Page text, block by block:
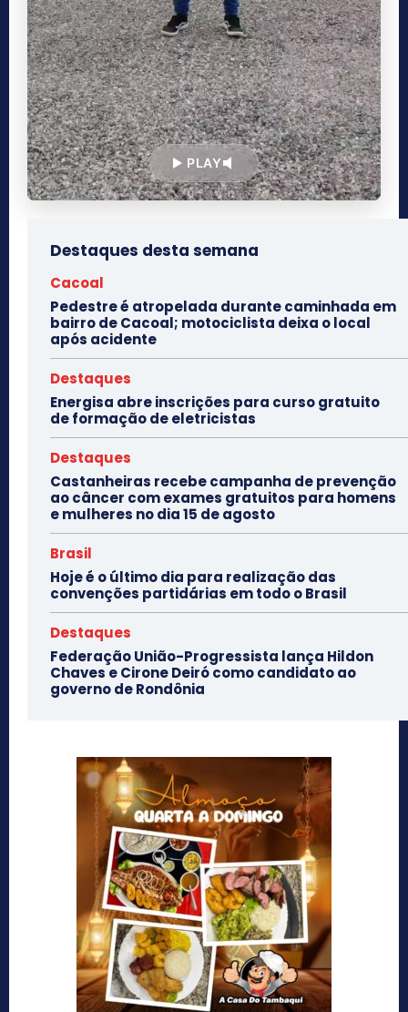
PLAY
Destaques desta semana
Cacoal
Pedestre é atropelada durante caminhada em
bairro de Cacoal; motociclista deixa o local
após acidente
Destaques
Energisa abre inscrições para curso gratuito
de formação de eletricistas
Destaques
Castanheiras recebe campanha de prevenção
ao câncer com exames gratuitos para homens
e mulheres no dia 15 de agosto
Brasil
Hoje é o último dia para realização das
convenções partidárias em todo o Brasil
Destaques
Federação União-Progressista lança Hildon
Chaves e Cirone Deiró como candidato ao
governo de Rondônia